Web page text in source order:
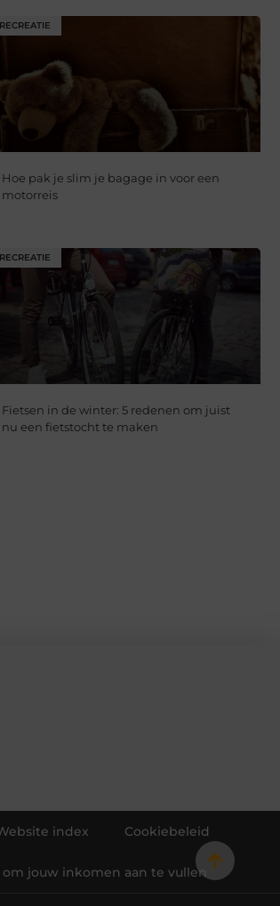
RECREATIE
Hoe pak je slim je bagage in voor een
motorreis
RECREATIE
Fietsen in de winter: 5 redenen om juist
nu een fietstocht te maken
index Cookiebeleid
jouw inkomen aan te vullen